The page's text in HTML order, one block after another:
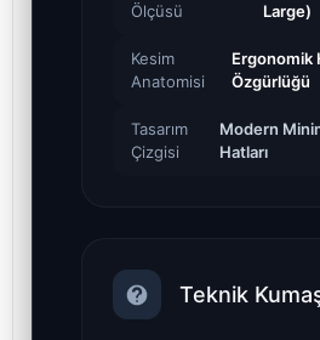
Ölçüsü
Large)
Kesim
Anatomisi
Ergonomik
Özgürlüğü
Tasarım
Çizgisi
Modern
Hatları
Teknik